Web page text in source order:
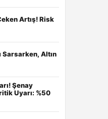
Artış! Risk
Sarsarken, Altın
Şenay
Uyarı: %50